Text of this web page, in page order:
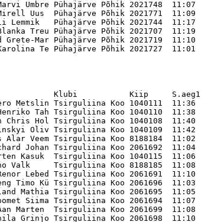
Umbre Pühajärve Põhik 2021748  11:07
Uus  Pühajärve Põhik 2021771  11:09
Lemmik   Pühajärve Põhik 2021744  11:17
Treu Pühajärve Põhik 2021707  11:19
Grete-Mar Pühajärve Põhik 2021719  11:10
Klubi           Kiip     S.aeg1
Metslin Tsirguliina Koo 1040111  11:36
Tah Tsirguliina Koo 1040110  11:38
Chris Hol Tsirguliina Koo 1040108  11:40
Oliv Tsirguliina Koo 1040109  11:42
Alar Veem Tsirguliina Koo 8188184  11:02
Johan Tsirguliina Koo 2061692  11:04
Kasuk  Tsirguliina Koo 1040115  11:06
Valk     Tsirguliina Koo 8188185  11:08
Lebed Tsirguliina Koo 2061691  11:10
Timo Kü Tsirguliina Koo 2061696  11:03
Mathia Tsirguliina Koo 2061695  11:05
Siima Tsirguliina Koo 2061694  11:07
Marten  Tsirguliina Koo 2061699  11:08
Grinjo Tsirguliina Koo 2061698  11:10